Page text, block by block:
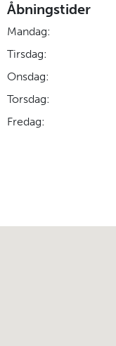
Åbningstider
Mandag:
Tirsdag:
Onsdag:
Torsdag:
Fredag: